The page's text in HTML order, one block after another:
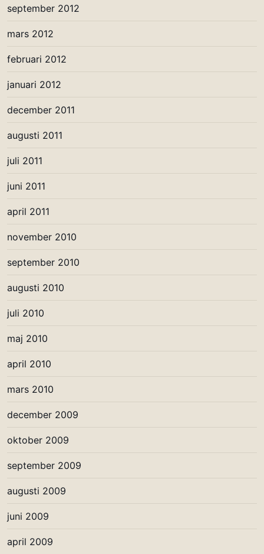
september 2012
mars 2012
februari 2012
januari 2012
december 2011
augusti 2011
juli 2011
juni 2011
april 2011
november 2010
september 2010
augusti 2010
juli 2010
maj 2010
april 2010
mars 2010
december 2009
oktober 2009
september 2009
augusti 2009
juni 2009
april 2009